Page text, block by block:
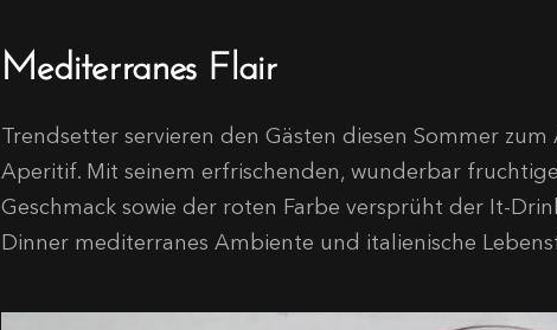
Mediterranes Flair
Trendsetter servieren den Gästen diesen Sommer
Aperitif. Mit seinem erfrischenden, wunderbar
Geschmack sowie der roten Farbe versprüht der It-
Dinner mediterranes Ambiente und italienische